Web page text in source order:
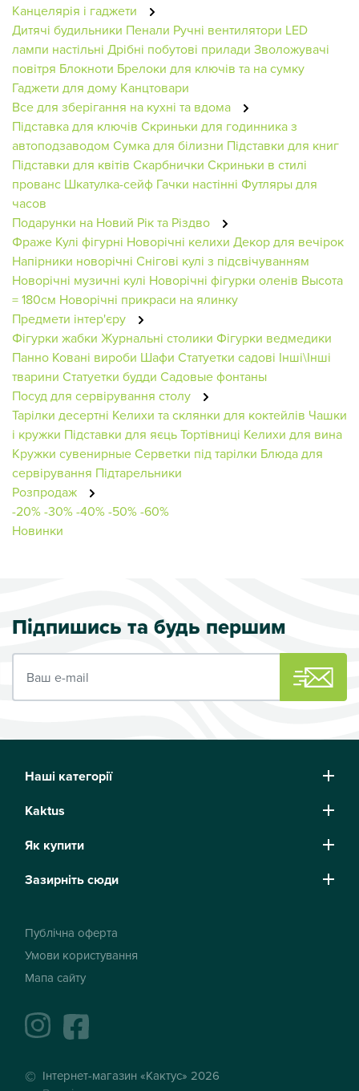
Канцелярія і гаджети
Дитячі будильники Пенали Ручні вентилятори LED
лампи настільні Дрібні побутові прилади Зволожувачі
повітря Блокноти Брелоки для ключів та на сумку
Гаджети для дому Канцтовари
Все для зберігання на кухні та вдома
Підставка для ключів Скриньки для годинника з
автоподзаводом Сумка для білизни Підставки для книг
Підставки для квітів Скарбнички Скриньки в стилі
прованс Шкатулка-сейф Гачки настінні Футляры для
часов
Подарунки на Новий Рік та Різдво
Фраже Кулі фігурні Новорічні келихи Декор для вечірок
Напірники новорічні Снігові кулі з підсвічуванням
Новорічні музичні кулі Новорічні фігурки оленів Высота
= 180см Новорічні прикраси на ялинку
Предмети інтер'єру
Фігурки жабки Журнальні столики Фігурки ведмедики
Панно Ковані вироби Шафи Статуетки садові Інші\Інші
тварини Статуетки будди Садовые фонтаны
Посуд для сервірування столу
Тарілки десертні Келихи та склянки для коктейлів Чашки
і кружки Підставки для яєцьТортівниці Келихи для вина
Кружки сувенирныеСерветки під тарілки Блюда для
сервірування Підтарельники
Розпродаж
-20%-30%-40%-50%-60%
Новинки
Підпишись та будь першим
Наші категорії
Kaktus
Як купити
Зазирніть сюди
Публічна оферта
Умови користування
Мапа сайту
instagramfacebook
Інтернет-магазин «Кактус» 2026